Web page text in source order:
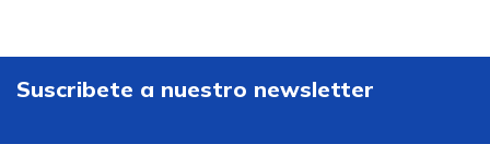
Suscribete a nuestro newsletter